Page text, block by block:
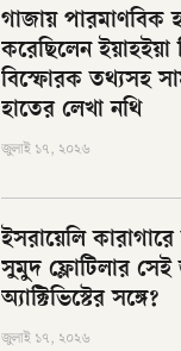
গাজায় পারমাণবিক
করেছিলেন ইয়াহইয়া
বিস্ফোরক তথ্যসহ
হাতের লেখা নথি
জুলাই ১৭, ২০২৬
ইসরায়েলি
সুমুদ ফ্লোটিলার সেই
অ্যাক্টিভিস্টের সঙ্গে?
জুলাই ১৭, ২০২৬